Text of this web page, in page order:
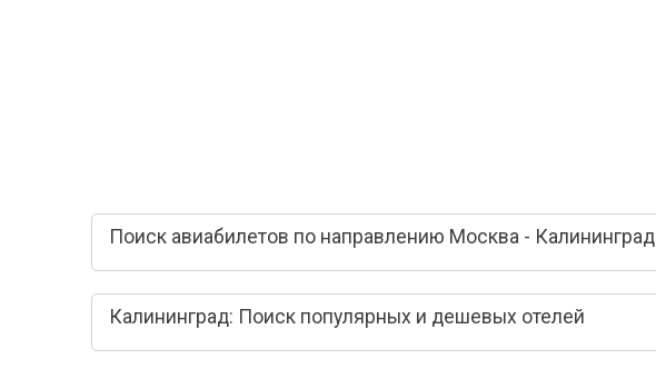
Поиск авиабилетов по направлению Москва - Калининград
Калининград: Поиск популярных и дешевых отелей